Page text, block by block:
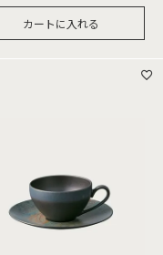
カートに入れる